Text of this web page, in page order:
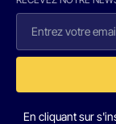
En cliquant sur